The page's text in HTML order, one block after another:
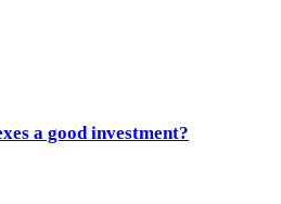
a good investment?